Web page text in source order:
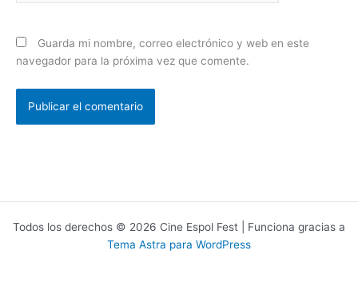
Guarda mi nombre, correo electrónico y web en este
navegador para la próxima vez que comente.
Todos los derechos © 2026 Cine Espol Fest | Funciona gracias a
Tema Astra para WordPress